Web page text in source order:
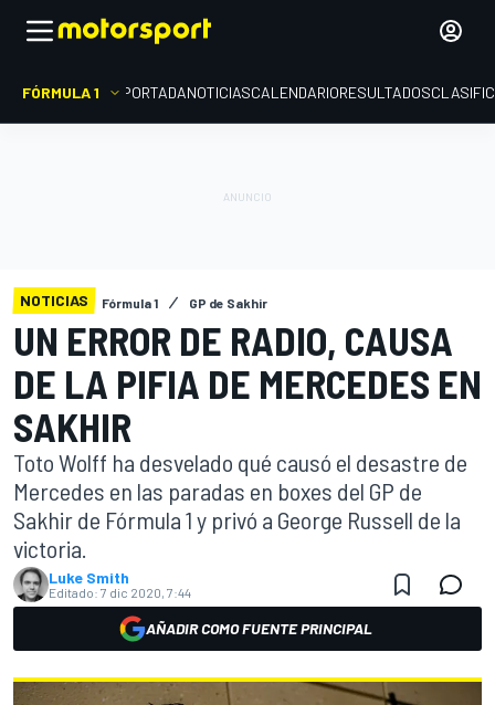
FÓRMULA 1 PORTADANOTICIASCALENDARIORESULTADOS
NOTICIAS Fórmula 1 GP de Sakhir
UN ERROR DE RADIO, CAUSA
DE LA PIFIA DE MERCEDES EN
SAKHIR
Toto Wolff ha desvelado qué causó el desastre de
Mercedes en las paradas en boxes del GP de
Sakhir de Fórmula 1 y privó a George Russell de la
victoria.
Luke Smith
Editado: 7 dic 2020, 7:44
AÑADIR COMO FUENTE PRINCIPAL